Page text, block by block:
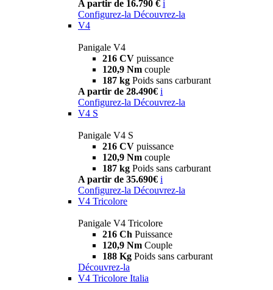
A partir de 16.790 € i
Configurez-la Découvrez-la
V4
Panigale V4
216 CV puissance
120,9 Nm couple
187 kg Poids sans carburant
A partir de 28.490€ i
Configurez-la Découvrez-la
V4 S
Panigale V4 S
216 CV puissance
120,9 Nm couple
187 kg Poids sans carburant
A partir de 35.690€ i
Configurez-la Découvrez-la
V4 Tricolore
Panigale V4 Tricolore
216 Ch Puissance
120,9 Nm Couple
188 Kg Poids sans carburant
Découvrez-la
V4 Tricolore Italia